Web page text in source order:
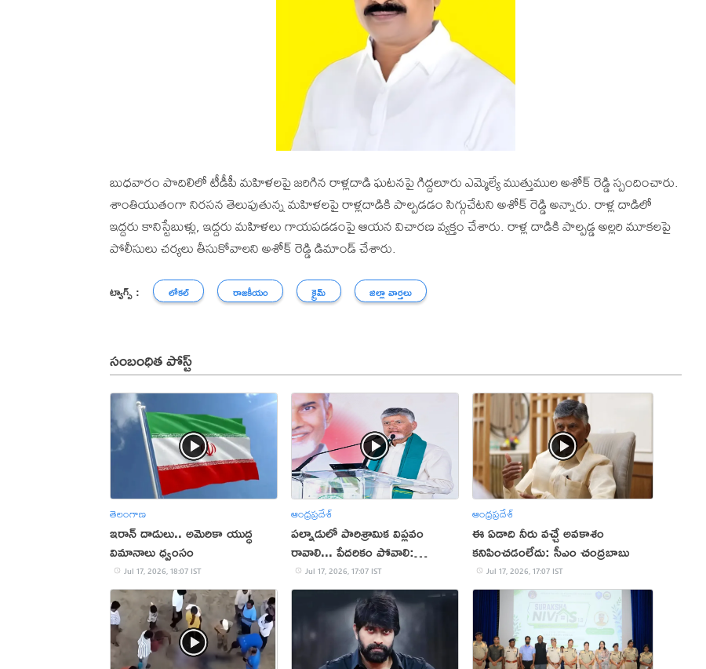
బుధవారం పొదిలిలో టీడీపీ మహిళలపై జరిగిన రాళ్లదాడి ఘటనపై గిద్దలూరు ఎమ్మెల్యే ముత్తుముల అశోక్ రెడ్డి స్పందించారు.
శాంతియుతంగా నిరసన తెలుపుతున్న మహిళలపై రాళ్లదాడికి పాల్పడడం సిగ్గుచేటని అశోక్ రెడ్డి అన్నారు. రాళ్ల దాడిలో
ఇద్దరు కానిస్టేబుళ్లు, ఇద్దరు మహిళలు గాయపడడంపై ఆయన విచారణ వ్యక్తం చేశారు. రాళ్ల దాడికి పాల్పడ్డ అల్లరి మూకలపై
పోలీసులు చర్యలు తీసుకోవాలని అశోక్ రెడ్డి డిమాండ్ చేశారు.
ట్యాగ్స్ : లోకల్ రాజకీయం క్రైమ్ జిల్లా వార్తలు
సంబంధిత పోస్ట్
తెలంగాణ
ఇరాన్‌ దాడులు.. అమెరికా యుద్ధ
విమానాలు ధ్వంసం
Jul 17, 2026, 18:07 IST
ఆంధ్రప్రదేశ్
పల్నాడులో పారిశ్రామిక విప్లవం
రావాలి... పేదరికం పోవాలి:
చంద్రబాబు
Jul 17, 2026, 17:07 IST
ఆంధ్రప్రదేశ్
ఈ ఏడాది నీరు వచ్చే అవకాశం
కనిపించడంలేదు: సీఎం చంద్రబాబు
Jul 17, 2026, 17:07 IST